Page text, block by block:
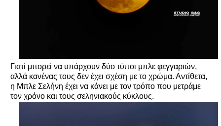
Γιατί μπορεί να υπάρχουν δύο τύποι μπλε φεγγαριών,
αλλά κανένας τους δεν έχει σχέση με το χρώμα. Αντίθετα,
η Μπλε Σελήνη έχει να κάνει με τον τρόπο που μετράμε
τον χρόνο και τους σεληνιακούς κύκλους.